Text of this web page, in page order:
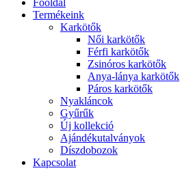
Főoldal
Termékeink
Karkötők
Női karkötők
Férfi karkötők
Zsinóros karkötők
Anya-lánya karkötők
Páros karkötők
Nyakláncok
Gyűrűk
Új kollekció
Ajándékutalványok
Díszdobozok
Kapcsolat